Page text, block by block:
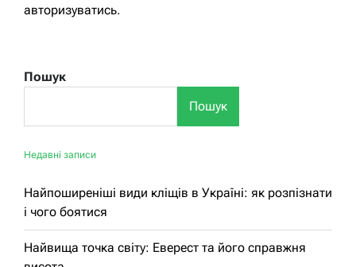
авторизуватись.
Пошук
Пошук
Недавні записи
Найпоширеніші види кліщів в Україні: як розпізнати
і чого боятися
Найвища точка світу: Еверест та його справжня